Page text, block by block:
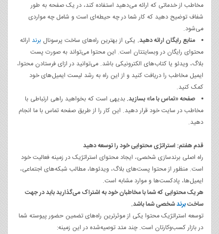
مخاطب از خدماتی که ارائه می‌دهید استفاده کند، در یک صفحه به طور
شفاف توضیح دهید که کار شما در چه حیطه‌ای است و شامل چه مواردی
می‌شود.
منابع رایگان ارائه دهید. یکی از بهترین راه‌های ساخت پرسونالبرند ارائه
محتوای رایگان در وبسایتتان است. این محتوا می‌تواند به صورت پست
بلاگ، ویدئو یا کتاب‌های الکترونیکی باشد. می‌توانید در ازای فرستادن محتوا،
ایمیل مخاطب را دریافت کنید و از این راه به رشد لیست ایمیل‌های خود
کمک کنید.
صفحه «تماس با ما» بسازید.بدیهی است که بخواهید راهی ارتباطی با
مخاطب در سایت خود قرار دهید. این کار را از طریق صفحه تماس با ما انجام
دهید.
قدم هفتم: استراتژی محتوایی خود را توسعه دهید
راه اصلی برندسازی شخصی، ایجاد محتوای استراتژیک در زمینه فعالیت خود
است. منظور از محتوا پست‌های بلاگ، ویدئوها، مطالب شبکه‌های اجتماعی،
ایمیل‌ها، پادکست‌ها و موارد مشابه است.
هر یک محتوایی که شما با مخاطبان خود به اشتراک می‌گذارید باید در جهت
ساختبرندشخصی شما باشد.
توسعه استراتژیک محتوا یکی از موثرترین راه‌های تضمین حضور پیوسته شما
در بازار کسب‌وکارتان است. چند متد توصیه‌شده در این زمینه: